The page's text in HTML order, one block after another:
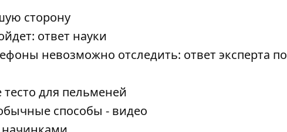
сторону
ответ науки
невозможно отследить: ответ эксперта по
для пельменей
способы - видео